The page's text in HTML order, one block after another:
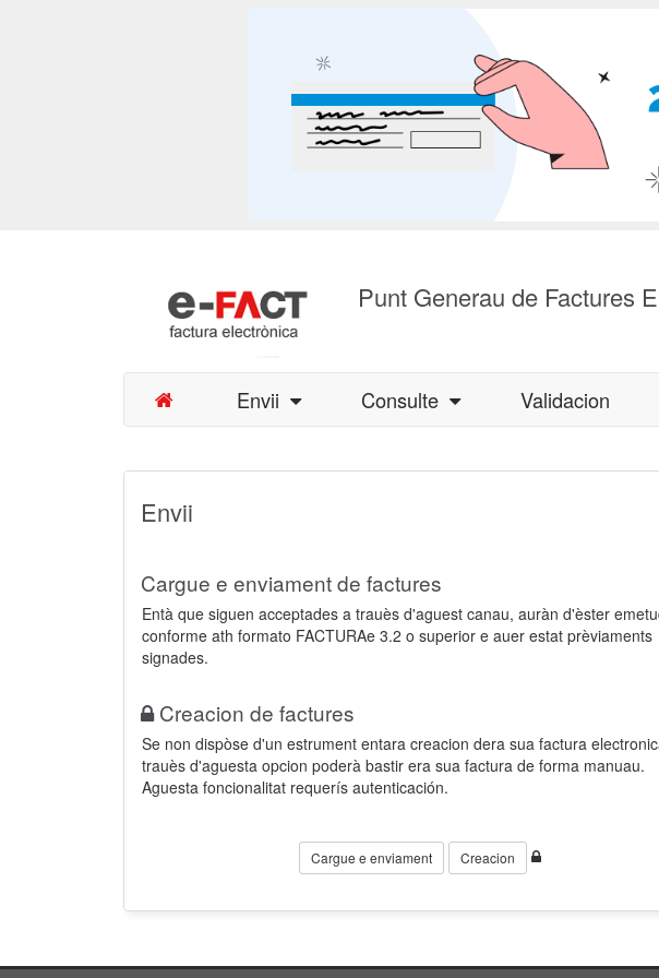
Punt Generau de Factures
Envii Consulte Validacion
Envii
Cargue e enviament de factures
Entà que siguen acceptades a trauès d'aguest canau, auràn d'èster
conforme ath formato FACTURAe 3.2 o superior e auer estat prèviaments
signades.
Creacion de factures
Se non dispòse d'un estrument entara creacion dera sua factura
trauès d'aguesta opcion poderà bastir era sua factura de forma manuau.
Aguesta foncionalitat requerís autenticación.
Cargue e enviament Creacion